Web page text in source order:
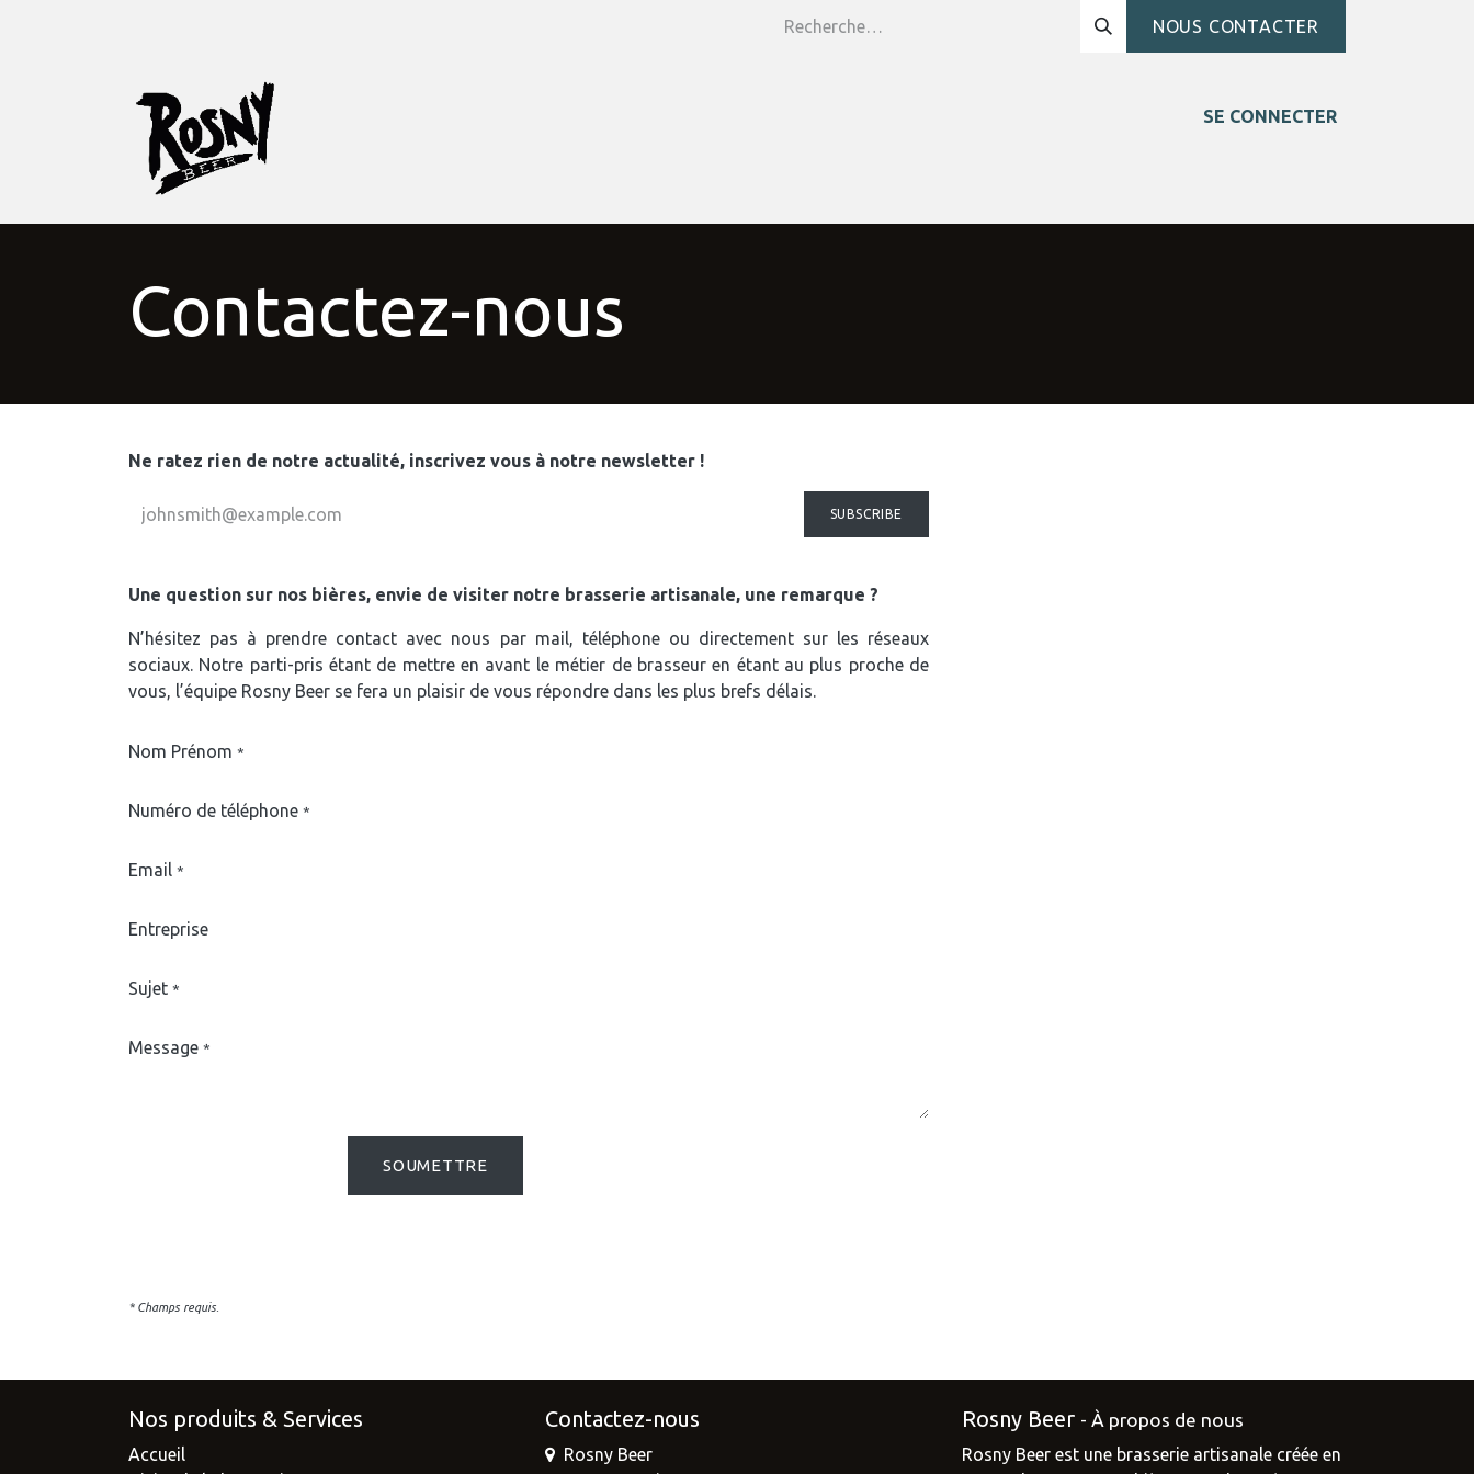
NOUS CONTACTER
SE CONNECTER
Contactez-nous
Ne ratez rien de notre actualité, inscrivez vous à notre newsletter !
SUBSCRIBE
Une question sur nos bières, envie de visiter notre brasserie artisanale, une remarque ?
N’hésitez pas à prendre contact avec nous par mail, téléphone ou directement sur les réseaux
sociaux. Notre parti-pris étant de mettre en avant le métier de brasseur en étant au plus proche de
vous, l’équipe Rosny Beer se fera un plaisir de vous répondre dans les plus brefs délais.
Nom Prénom *
Numéro de téléphone *
Email *
Entreprise
Sujet *
Message *
SOUMETTRE
* Champs requis.
Nos produits & Services
Accueil
Contactez-nous
Rosny Beer
Rosny Beer - À propos de nous
Rosny Beer est une brasserie artisanale créée en